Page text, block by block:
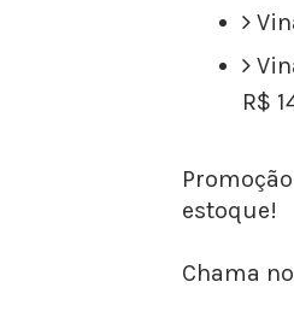
R$
estoque!
Chama